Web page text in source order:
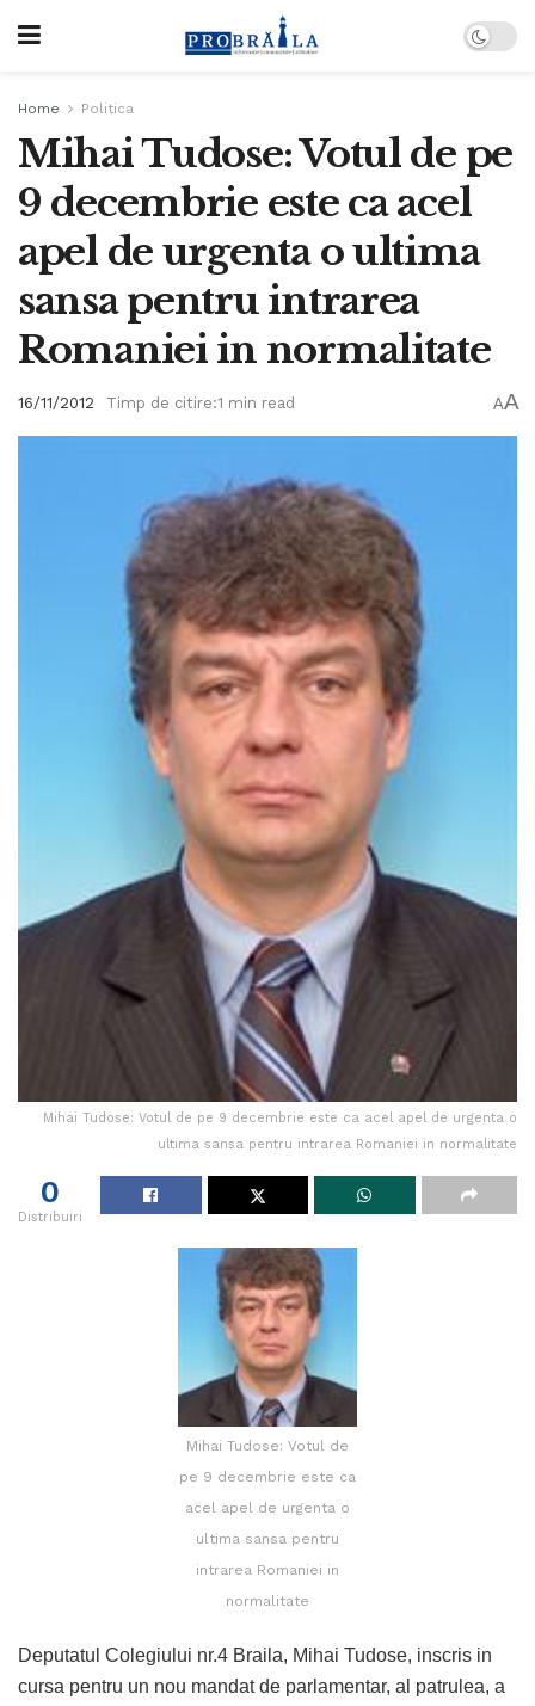
Home Politica
Mihai Tudose: Votul de pe
9 decembrie este ca acel
apel de urgenta o ultima
sansa pentru intrarea
Romaniei in normalitate
16/11/2012 Timp de citire:1 min read AA
Mihai Tudose: Votul de pe 9 decembrie este ca acel apel de urgenta o
ultima sansa pentru intrarea Romaniei in normalitate
0
Distribuiri
Mihai Tudose: Votul de
pe 9 decembrie este ca
acel apel de urgenta o
ultima sansa pentru
intrarea Romaniei in
normalitate
Deputatul Colegiului nr.4 Braila, Mihai Tudose, inscris in
cursa pentru un nou mandat de parlamentar, al patrulea, a